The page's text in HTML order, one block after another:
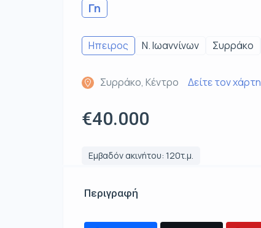
Γη
Ηπειρος Ν. Ιωαννίνων Συρράκο
Συρράκο, Κέντρο Δείτε τον χάρτη
€40.000
Εμβαδόν ακινήτου: 120τ.μ.
Περιγραφή